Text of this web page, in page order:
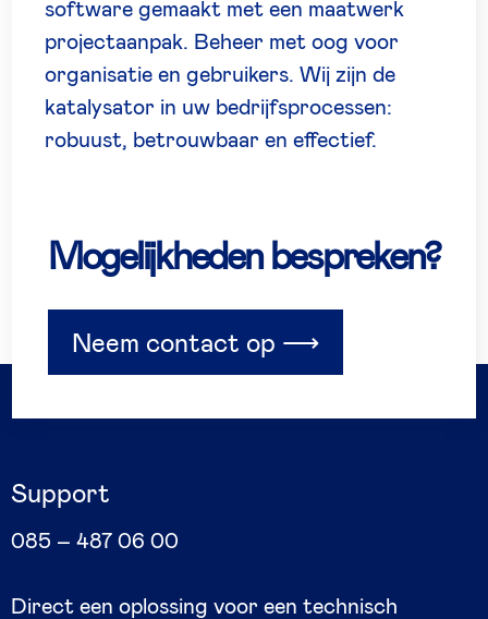
software gemaakt met een maatwerk
projectaanpak. Beheer met oog voor
organisatie en gebruikers. Wij zijn de
katalysator in uw bedrijfsprocessen:
robuust, betrouwbaar en effectief.
Mogelijkheden bespreken?
Neem contact op ⟶
Support
085 – 487 06 00
Direct een oplossing voor een technisch